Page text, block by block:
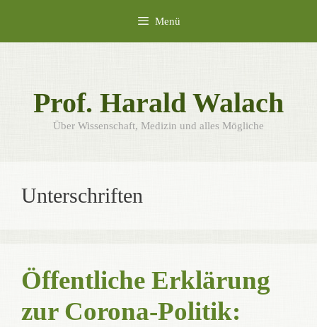
springen
Menü
Prof. Harald Walach
Über Wissenschaft, Medizin und alles Mögliche
Unterschriften
Öffentliche Erklärung
zur Corona-Politik: